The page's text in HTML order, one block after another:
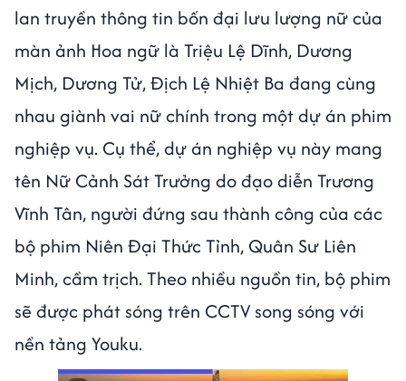
lan truyền thông tin bốn đại lưu lượng nữ của
màn ảnh Hoa ngữ là Triệu Lệ Dĩnh, Dương
Mịch, Dương Tử, Địch Lệ Nhiệt Ba đang cùng
nhau giành vai nữ chính trong một dự án phim
nghiệp vụ. Cụ thể, dự án nghiệp vụ này mang
tên Nữ Cảnh Sát Trưởng do đạo diễn Trương
Vĩnh Tân, người đứng sau thành công của các
bộ phim Niên Đại Thức Tỉnh, Quân Sư Liên
Minh, cầm trịch. Theo nhiều nguồn tin, bộ phim
sẽ được phát sóng trên CCTV song sóng với
nền tảng Youku.